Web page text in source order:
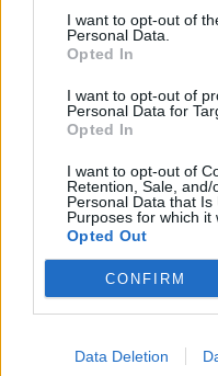
I want to opt-out of
Personal Data.
Opted In
I want to opt-out of
Personal Data for
Opted In
I want to opt-out of
Retention, Sale,
Personal Data that
Purposes for which it
Opted Out
CONFIRM
Data Deletion
Αθλητισμός